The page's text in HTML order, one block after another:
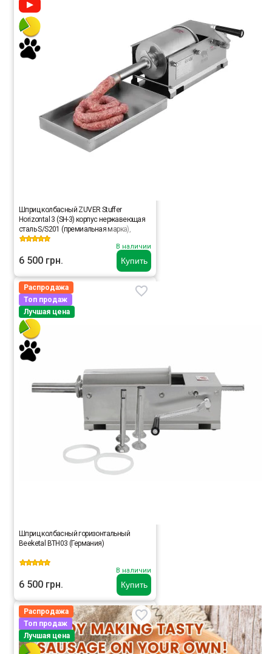
Купить
Шприц колбасный ZUVER Stuffer
Horizontal 3 (SH-3) корпус нержавеющая
сталь S/S201 (премиальная марка),
крепкие шестерни, 2 скорости, 5 насадок,
В наличии
6 500 грн.
Купить
Распродажа
Топ продаж
Лучшая цена
Шприц колбасный горизонтальный
Beeketal BTH03 (Германия)
В наличии
6 500 грн.
Распродажа
Топ продаж
Лучшая цена